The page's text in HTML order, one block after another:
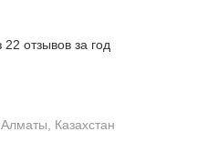
отзывов за год
Казахстан